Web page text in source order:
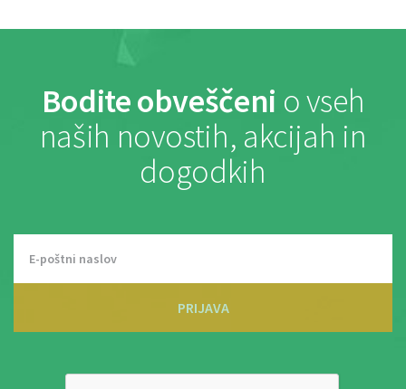
Bodite obveščeni o vseh
naših novostih, akcijah in
dogodkih
PRIJAVA